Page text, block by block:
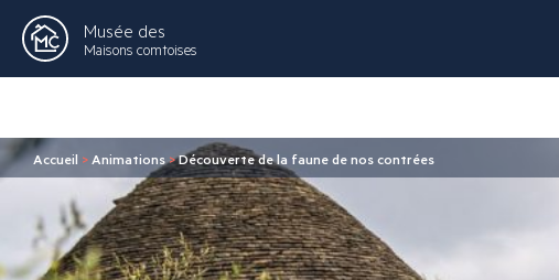
Musée des
Maisons comtoises
Accueil > Animations>Découverte de la faune de nos contrées